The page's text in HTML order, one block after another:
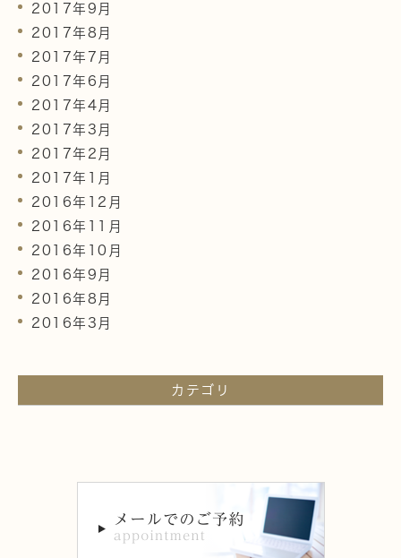
2017年9月
2017年8月
2017年7月
2017年6月
2017年4月
2017年3月
2017年2月
2017年1月
2016年12月
2016年11月
2016年10月
2016年9月
2016年8月
2016年3月
カテゴリ